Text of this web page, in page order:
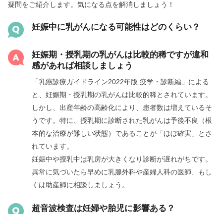
疑問をご紹介します。気になる点を解消しましょう！
妊娠中に乳がんになる可能性はどのくらい？
妊娠期・授乳期の乳がんは比較的稀ですが違和
感があれば相談しましょう
「乳癌診療ガイドライン2022年版 疫学・診断編」による
と、妊娠期・授乳期の乳がんは比較的稀とされています。
しかし、出産年齢の高齢化により、患者数は増えているそ
うです。特に、授乳期に診断された乳がんは予後不良（根
本的な治療が難しい状態）であることが「ほぼ確実」とさ
れています。
妊娠中や授乳中は乳房が大きくなり診断が遅れがちです。
異常に気づいたら早めに乳腺外科や産婦人科の医師、もし
くは助産師に相談しましょう。
超音波検査は妊婦や胎児に影響ある？